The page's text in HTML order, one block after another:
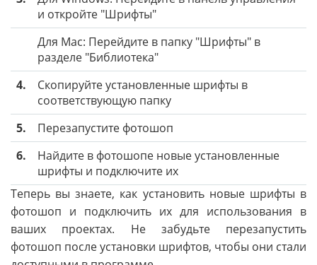
и откройте "Шрифты"
Для Mac: Перейдите в папку "Шрифты" в
разделе "Библиотека"
4.
Скопируйте установленные шрифты в
соответствующую папку
5.
Перезапустите фотошоп
6.
Найдите в фотошопе новые установленные
шрифты и подключите их
Теперь вы знаете, как установить новые шрифты в
фотошоп и подключить их для использования в
ваших проектах. Не забудьте перезапустить
фотошоп после установки шрифтов, чтобы они стали